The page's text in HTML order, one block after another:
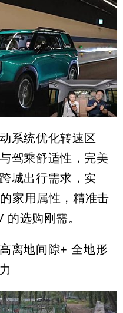
统优化转速区
驾乘舒适性，完美
城出行需求，实
家用属性，精准击
选购刚需。
地间隙+ 全地形